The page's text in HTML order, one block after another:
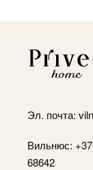
Эл. почта:
Вильнюс:
68642